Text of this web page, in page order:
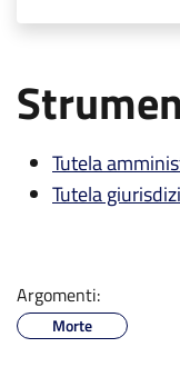
Tutela
Tutela
Argomenti:
Morte